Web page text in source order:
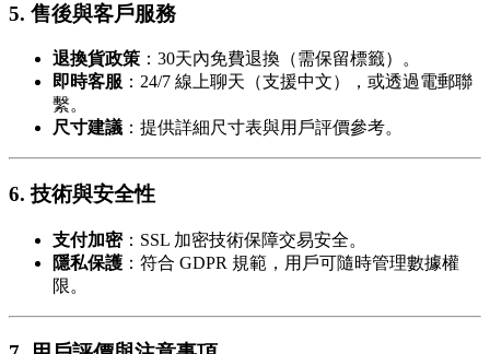
5. 售後與客戶服務
退換貨政策 ：30天內免費退換（需保留標籤）。
即時客服 ：24/7 線上聊天（支援中文），或透過電郵聯
繫。
尺寸建議 ：提供詳細尺寸表與用戶評價參考。
6. 技術與安全性
支付加密：SSL 加密技術保障交易安全。
隱私保護 ：符合 GDPR 規範，用戶可隨時管理數據權
限。